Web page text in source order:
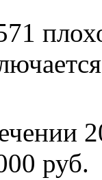
руб.